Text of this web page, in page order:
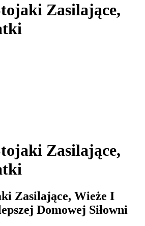
Zasilające,
Zasilające,
Zasilające, Wieże I
Domowej Siłowni